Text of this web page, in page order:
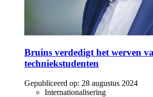
Bruins verdedigt het werven
techniekstudenten
Gepubliceerd op: 28 augustus 2024
Internationalisering